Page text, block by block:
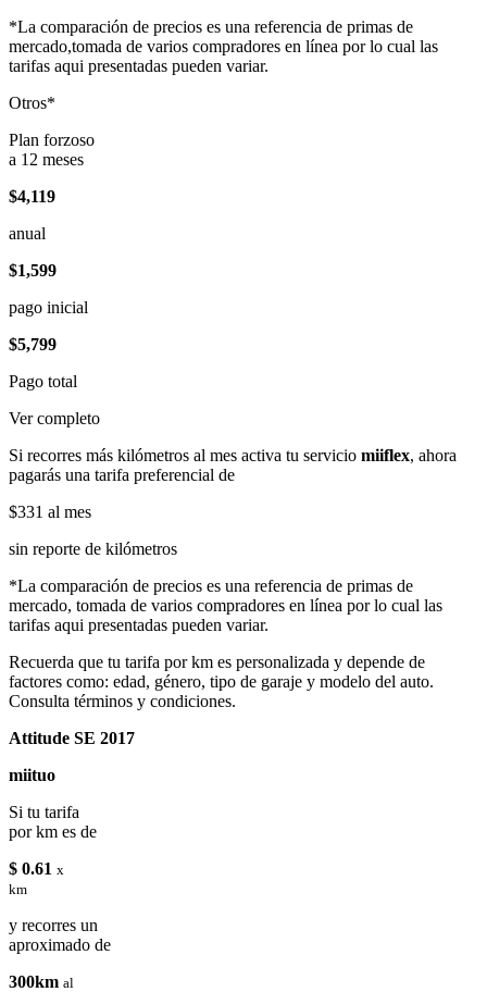
*La comparación de precios es una referencia de primas de
mercado,tomada de varios compradores en línea por lo cual las
tarifas aqui presentadas pueden variar.
Otros*
Plan forzoso
a 12 meses
$4,119
anual
$1,599
pago inicial
$5,799
Pago total
Ver completo
Si recorres más kilómetros al mes activa tu servicio miiflex, ahora
pagarás una tarifa preferencial de
$331 al mes
sin reporte de kilómetros
*La comparación de precios es una referencia de primas de
mercado, tomada de varios compradores en línea por lo cual las
tarifas aqui presentadas pueden variar.
Recuerda que tu tarifa por km es personalizada y depende de
factores como: edad, género, tipo de garaje y modelo del auto.
Consulta términos y condiciones.
Attitude SE 2017
miituo
Si tu tarifa
por km es de
$ 0.61 x
km
y recorres un
aproximado de
300km al